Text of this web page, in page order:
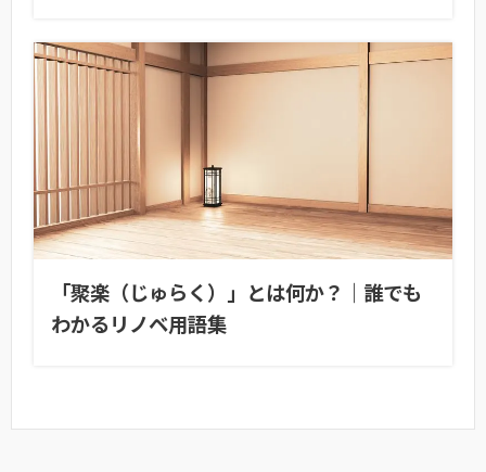
「聚楽（じゅらく）」とは何か？｜誰でも
わかるリノベ用語集